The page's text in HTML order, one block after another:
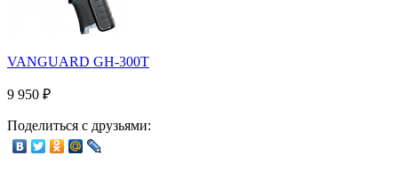
VANGUARD GH-300T
9 950 ₽
Поделиться с друзьями: